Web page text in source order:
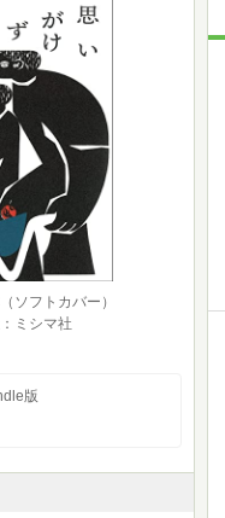
ソフトカバー）
ミシマ社
版